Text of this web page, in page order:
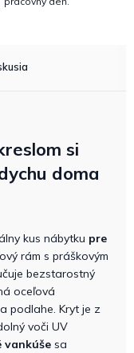
si
doma
kus nábytku pre
rám s práškovým
bezstarostný
oceľová
podlahe. Kryt je z
voči UV
vankúše sa